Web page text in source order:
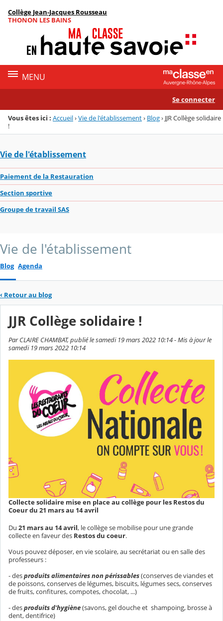
Menu de la rubrique
Contenu
Collège Jean-Jacques Rousseau
THONON LES BAINS
MENU
Se connecter
Vous êtes ici : Accueil›Vie de l'établissement› Blog› JJR Collège solidaire
!
Vie de l'établissement
Paiement de la Restauration
Section sportive
Groupe de travail SAS
Vie de l'établissement
Blog Agenda
‹ Retour au blog
JJR Collège solidaire !
Par CLAIRE CHAMBAT, publié le samedi 19 mars 2022 10:14 - Mis à jour le
samedi 19 mars 2022 10:14
Collecte solidaire mise en place au collège pour les Restos du
Coeur du 21 mars au 14 avril
Du 21 mars au 14 avril, le collège se mobilise pour une grande
collecte en faveur des Restos du coeur.
Vous pouvez déposer, en vie scolaire, au secrétariat ou en salle des
professeurs :
- desproduits alimentaires non périssables(conserves de viandes et
de poissons, conserves de légumes, biscuits, légumes secs, conserves
de fruits, confitures, compotes, chocolat, ...)
- desproduits d'hygiène(savons, gel douche et shampoing, brosse à
dent, dentifrice)